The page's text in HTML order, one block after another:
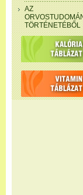
AZ
TÖRTÉNETÉBŐL